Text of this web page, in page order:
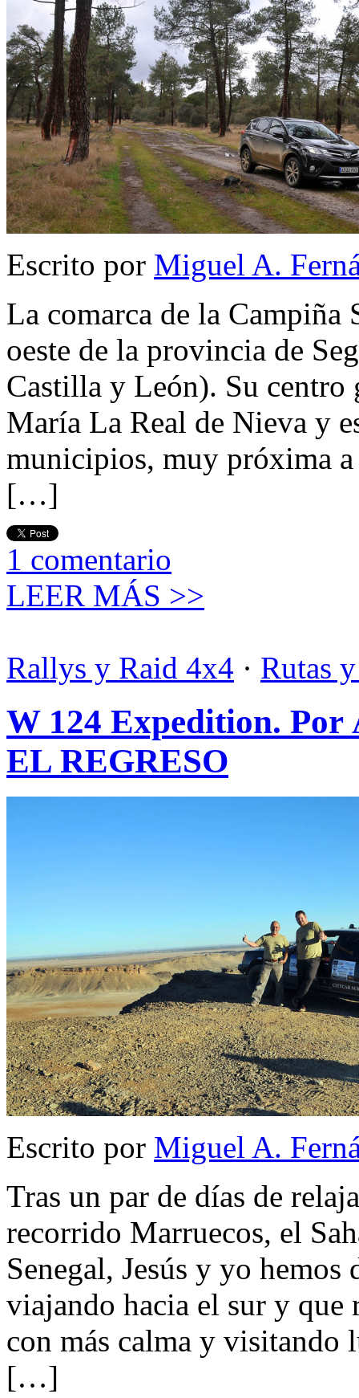
Escrito por Miguel A.
La comarca de la Campiña
oeste de la provincia de
Castilla y León). Su centro
María La Real de Nieva y
municipios, muy próxima
[…]
1 comentario
LEER MÁS >>
Rallys y Raid 4x4 · Rutas
W 124 Expedition. Por
EL REGRESO
Escrito por Miguel A.
Tras un par de días de
recorrido Marruecos, el
Senegal, Jesús y yo hemos
viajando hacia el sur y que
con más calma y visitando
[…]